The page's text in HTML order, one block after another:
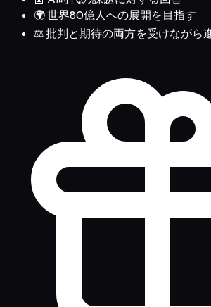
🌍 世界80億人への展開を目指す
⚖️ 批判と期待の両方を受けながら